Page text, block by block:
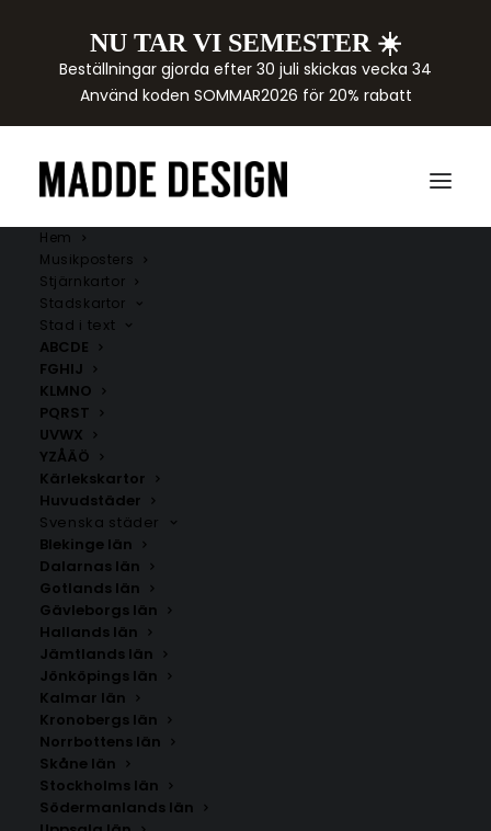
NU TAR VI SEMESTER ☀️
Beställningar gjorda efter 30 juli skickas vecka 34
Använd koden SOMMAR2026 för 20% rabatt
Hem
Musikposters
Stjärnkartor
Stadskartor
Stad i text
ABCDE
FGHIJ
KLMNO
PQRST
UVWX
YZÅÄÖ
Kärlekskartor
Huvudstäder
Svenska städer
Blekinge län
Dalarnas län
Gotlands län
Gävleborgs län
Hallands län
Jämtlands län
Jönköpings län
Kalmar län
Kronobergs län
Norrbottens län
Skåne län
Stockholms län
Södermanlands län
Sjöbo kommun
Här hittar du handritade kartor över städer i Sjöbo
kommun. Om du inte hittar staden som du letar
efter kan du
SÖK AFFISCHER